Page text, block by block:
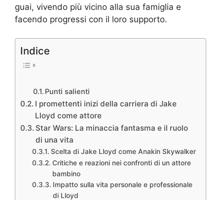
guai, vivendo più vicino alla sua famiglia e
facendo progressi con il loro supporto.
Indice
Punti salienti
I promettenti inizi della carriera di Jake
Lloyd come attore
Star Wars: La minaccia fantasma e il ruolo
di una vita
Scelta di Jake Lloyd come Anakin Skywalker
Critiche e reazioni nei confronti di un attore
bambino
Impatto sulla vita personale e professionale
di Lloyd